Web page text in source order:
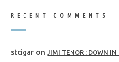
RECENT COMMENTS
stcigar on JIMI TENOR : DOWN IN